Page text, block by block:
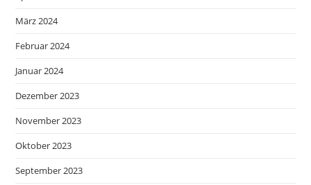
März 2024
Februar 2024
Januar 2024
Dezember 2023
November 2023
Oktober 2023
September 2023